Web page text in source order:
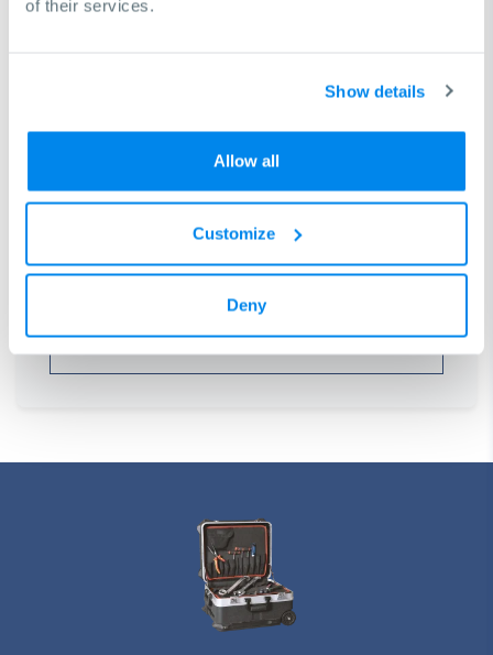
of their services.
Show details
Allow all
Customize
Deny
macchina?
Saremo lieti di assistervi nel prendere la decisione
giusta per raggiungere i vostri obiettivi di business
Richiedi una consulenza gratuita